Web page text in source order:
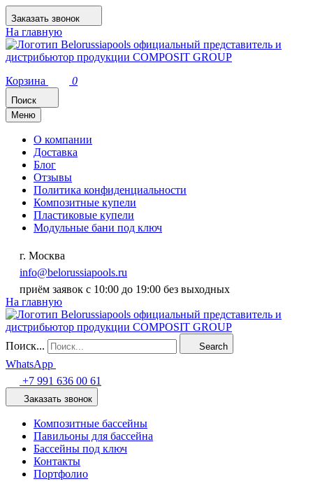
Заказать звонок
На главную
Корзина 0
Поиск
Меню
О компании
Доставка
Блог
Отзывы
Политика конфиденциальности
Композитные купели
Пластиковые купели
Модульные бани под ключ
г. Москва
info@belorussiapools.ru
приём заявок с 10:00 до 19:00 без выходных
На главную
Поиск... Search
WhatsApp
+7 991 636 00 61
Заказать звонок
Композитные бассейны
Павильоны для бассейна
Бассейны под ключ
Контакты
Портфолио